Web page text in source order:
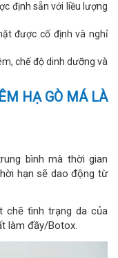
định sẵn với liều lượng
được cố định và nghỉ
chế độ dinh dưỡng và
HẠ GÒ MÁ LÀ
bình mà thời gian
hạn sẽ dao động từ
chẽ tình trạng da của
làm đầy/Botox.